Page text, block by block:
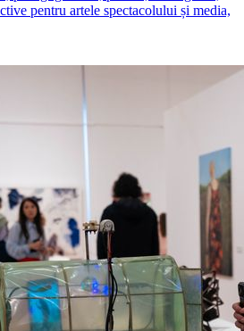
pentru artele spectacolului și media,